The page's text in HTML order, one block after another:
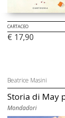
CARTACEO
€ 17,90
Beatrice Masini
Storia di May
Mondadori